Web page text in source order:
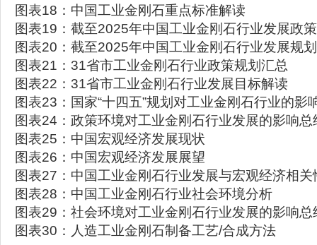
图表18：中国工业金刚石重点标准解读
图表19：截至2025年中国工业金刚石行业发展政
图表20：截至2025年中国工业金刚石行业发展规
图表21：31省市工业金刚石行业政策规划汇总
图表22：31省市工业金刚石行业发展目标解读
图表23：国家“十四五”规划对工业金刚石行业的影
图表24：政策环境对工业金刚石行业发展的影响总
图表25：中国宏观经济发展现状
图表26：中国宏观经济发展展望
图表27：中国工业金刚石行业发展与宏观经济相关
图表28：中国工业金刚石行业社会环境分析
图表29：社会环境对工业金刚石行业发展的影响总
图表30：人造工业金刚石制备工艺/合成方法